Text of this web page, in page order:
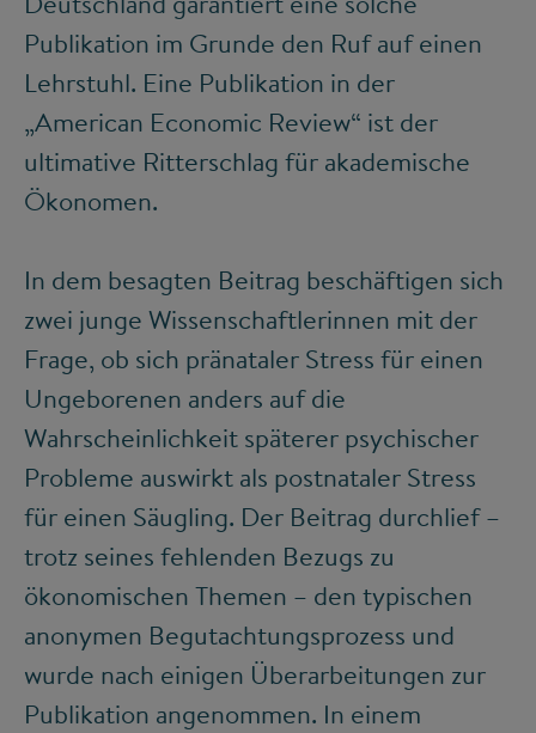
Publikation im Grunde den Ruf auf einen
Lehrstuhl. Eine Publikation in der
„American Economic Review“ ist der
ultimative Ritterschlag für akademische
Ökonomen.
In dem besagten Beitrag beschäftigen sich
zwei junge Wissenschaftlerinnen mit der
Frage, ob sich pränataler Stress für einen
Ungeborenen anders auf die
Wahrscheinlichkeit späterer psychischer
Probleme auswirkt als postnataler Stress
für einen Säugling. Der Beitrag durchlief –
trotz seines fehlenden Bezugs zu
ökonomischen Themen – den typischen
anonymen Begutachtungsprozess und
wurde nach einigen Überarbeitungen zur
Publikation angenommen. In einem